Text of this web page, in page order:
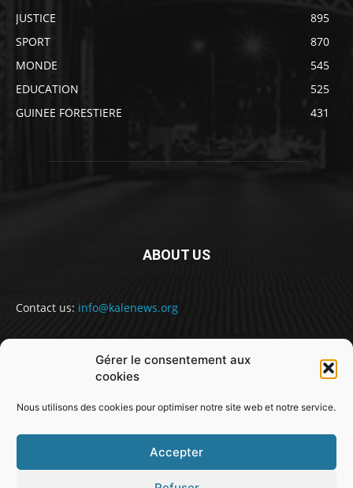
Gérer le consentement aux
cookies
Nous utilisons des cookies pour optimiser notre site web et notre service.
Accepter
JUSTICE
895
SPORT
870
MONDE
545
EDUCATION
525
GUINEE FORESTIERE
431
ABOUT US
Contact us: info@kalenews.org
FOLLOW US